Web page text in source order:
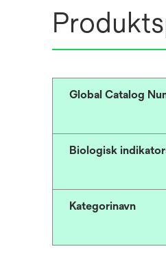
Global Catalog
Biologisk
Kategorinavn